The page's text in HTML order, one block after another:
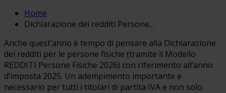
Home
Dichiarazione dei redditi Persone...
Anche quest’anno è tempo di pensare alla Dichiarazione
dei redditi per le persone fisiche (tramite il Modello
REDDITI Persone Fisiche 2026) con riferimento all’anno
d’imposta 2025. Un adempimento importante e
necessario per tutti i titolari di partita IVA e non solo.